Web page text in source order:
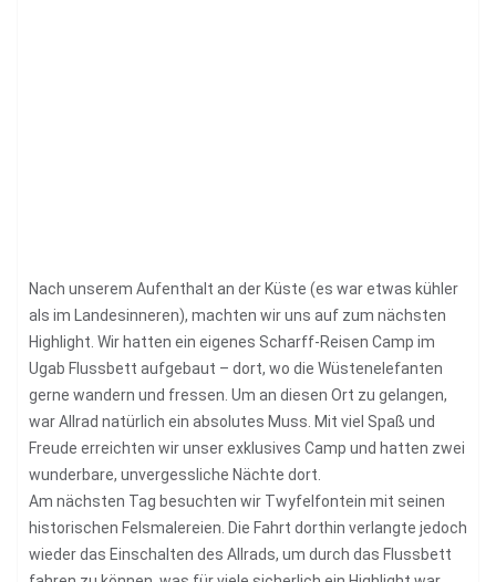
Nach unserem Aufenthalt an der Küste (es war etwas kühler
als im Landesinneren), machten wir uns auf zum nächsten
Highlight. Wir hatten ein eigenes Scharff-Reisen Camp im
Ugab Flussbett aufgebaut – dort, wo die Wüstenelefanten
gerne wandern und fressen. Um an diesen Ort zu gelangen,
war Allrad natürlich ein absolutes Muss. Mit viel Spaß und
Freude erreichten wir unser exklusives Camp und hatten zwei
wunderbare, unvergessliche Nächte dort.
Am nächsten Tag besuchten wir Twyfelfontein mit seinen
historischen Felsmalereien. Die Fahrt dorthin verlangte jedoch
wieder das Einschalten des Allrads, um durch das Flussbett